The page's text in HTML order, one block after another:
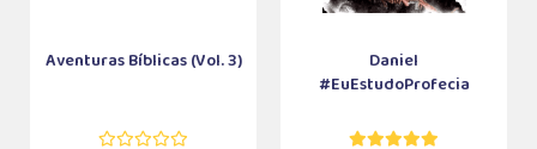
Aventuras Bíblicas (Vol. 3)
Daniel
#EuEstudoProfecia